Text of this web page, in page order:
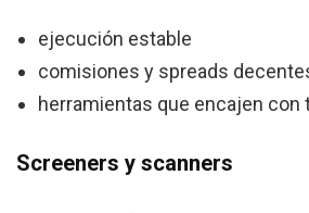
ejecución estable
comisiones y spreads
herramientas que encajen con
Screeners y scanners